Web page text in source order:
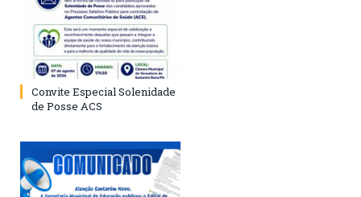
Convite Especial Solenidade
de Posse ACS